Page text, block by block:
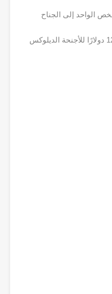
يتم إضافة مبلغ إضافي قدره 120 دولارًا للأجنحة الديلوكس